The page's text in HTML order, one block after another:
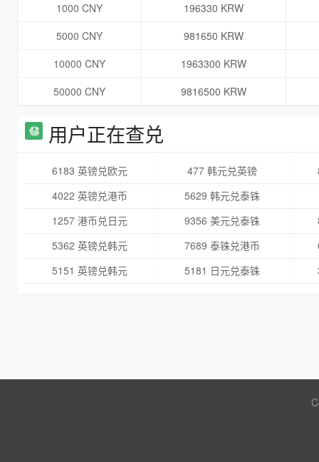
1000 CNY
196330 KRW
5000 CNY
981650 KRW
10000 CNY
1963300 KRW
50000 CNY
9816500 KRW
用户正在查兑
6183 英镑兑欧元 477 韩元兑英镑
4022 英镑兑港币
5629 韩元兑泰铢
1257 港币兑日元
9356 美元兑泰铢
5362 英镑兑韩元
7689 泰铢兑港币
5151 英镑兑韩元
5181 日元兑泰铢